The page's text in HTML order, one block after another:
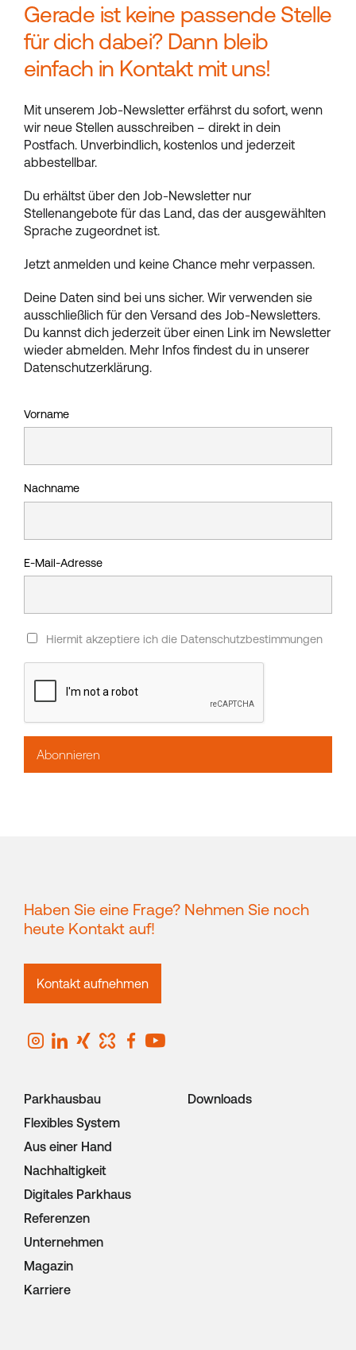
Gerade ist keine passende Stelle
für dich dabei? Dann bleib
einfach in Kontakt mit uns!
Mit unserem Job-Newsletter erfährst du sofort, wenn
wir neue Stellen ausschreiben – direkt in dein
Postfach. Unverbindlich, kostenlos und jederzeit
abbestellbar.
Du erhältst über den Job-Newsletter nur
Stellenangebote für das Land, das der ausgewählten
Sprache zugeordnet ist.
Jetzt anmelden und keine Chance mehr verpassen.
Deine Daten sind bei uns sicher. Wir verwenden sie
ausschließlich für den Versand des Job-Newsletters.
Du kannst dich jederzeit über einen Link im Newsletter
wieder abmelden. Mehr Infos findest du in unserer
Datenschutzerklärung.
Vorname
Nachname
E-Mail-Adresse
Hiermit akzeptiere ich die Datenschutzbestimmungen
Haben Sie eine Frage? Nehmen Sie noch
heute Kontakt auf!
Kontakt aufnehmen
Parkhausbau
Flexibles System
Aus einer Hand
Nachhaltigkeit
Digitales Parkhaus
Referenzen
Unternehmen
Magazin
Karriere
Downloads